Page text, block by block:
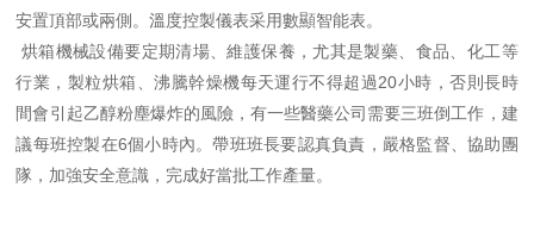
安置頂部或兩側。溫度控製儀表采用數顯智能表。
烘箱機械設備要定期清場、維護保養，尤其是製藥、食品、化工等
行業，製粒烘箱、沸騰幹燥機每天運行不得超過20小時，否則長時
間會引起乙醇粉塵爆炸的風險，有一些醫藥公司需要三班倒工作，建
議每班控製在6個小時內。帶班班長要認真負責，嚴格監督、協助團
隊，加強安全意識，完成好當批工作產量。